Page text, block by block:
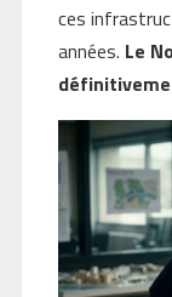
ces
années. Le